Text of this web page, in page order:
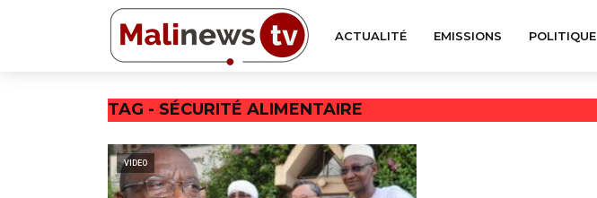
ACTUALITÉ EMISSIONS POLITIQUE
TAG - SÉCURITÉ ALIMENTAIRE
VIDEO